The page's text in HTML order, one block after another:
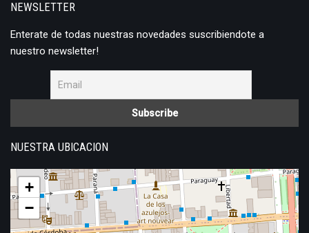
NEWSLETTER
Enterate de todas nuestras novedades suscribiendote a
nuestro newsletter!
NUESTRA UBICACION
+
−